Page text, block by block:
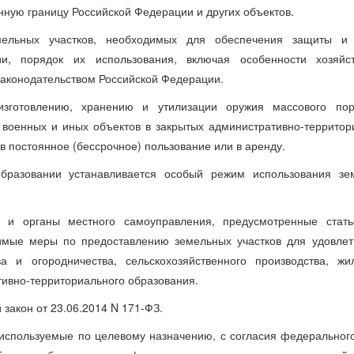
границу Российской Федерации и других объектов.
участков, необходимых для обеспечения защиты и
порядок их использования, включая особенности
Российской Федерации.
хранению и утилизации оружия массового
и иных объектов в закрытых административно-
постоянное (бессрочное) пользование или в аренду.
устанавливается особый режим использования
и органы местного самоуправления, предусмотренные
меры по предоставлению земельных участков для
огородничества, сельскохозяйственного производства,
территориального образования.
от 23.06.2014 N 171-ФЗ.
по целевому назначению, с согласия